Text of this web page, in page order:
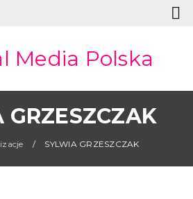
GRZESZCZAK
/ SYLWIA GRZESZCZAK